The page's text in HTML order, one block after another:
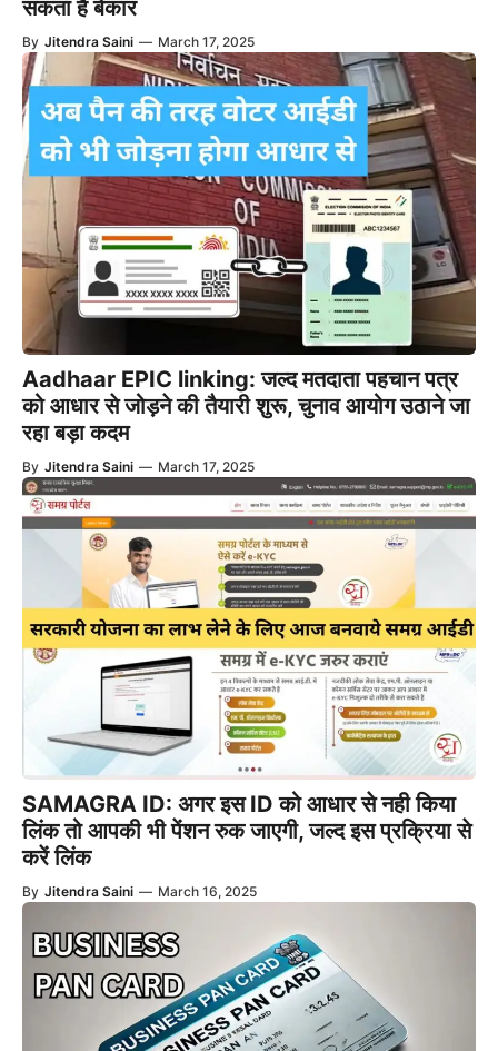
सकता है बेकार
By Jitendra Saini — March 17, 2025
Aadhaar EPIC linking: जल्द मतदाता पहचान पत्र
को आधार से जोड़ने की तैयारी शुरू, चुनाव आयोग उठाने जा
रहा बड़ा कदम
By Jitendra Saini — March 17, 2025
SAMAGRA ID: अगर इस ID को आधार से नही किया
लिंक तो आपकी भी पेंशन रुक जाएगी, जल्द इस प्रक्रिया से
करें लिंक
By Jitendra Saini — March 16, 2025